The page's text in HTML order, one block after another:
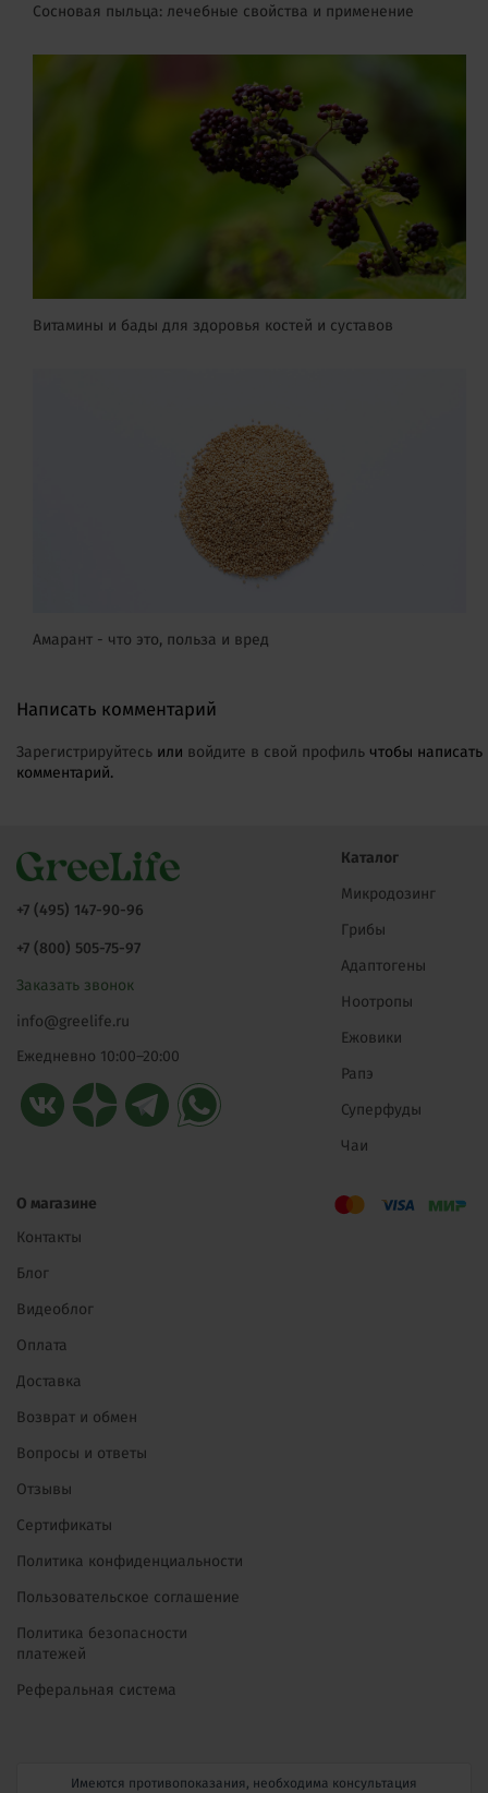
Сосновая пыльца: лечебные свойства и применение
Витамины и бады для здоровья костей и суставов
Амарант - что это, польза и вред
Написать комментарий
Зарегистрируйтесь или войдите в свой профиль чтобы написать
комментарий.
+7 (495) 147-90-96
+7 (800) 505-75-97
Заказать звонок
info@greelife.ru
Ежедневно 10:00–20:00
Каталог
Микродозинг
Грибы
Адаптогены
Ноотропы
Ежовики
Рапэ
Суперфуды
Чаи
О магазине
Контакты
Блог
Видеоблог
Оплата
Доставка
Возврат и обмен
Вопросы и ответы
Отзывы
Сертификаты
Политика конфиденциальности
Пользовательское соглашение
Политика безопасности
платежей
Реферальная система
Имеются противопоказания, необходима консультация